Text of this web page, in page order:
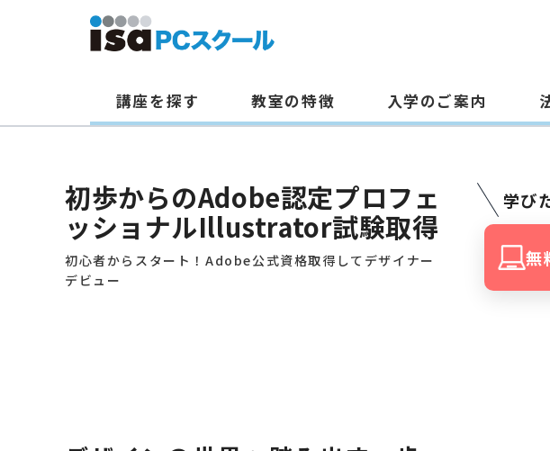
講座を探す 教室の特徴 入学のご案内
初歩からのAdobe認定プロフェ
ッショナルIllustrator試験取得
初心者からスタート！Adobe公式資格取得してデザイナー
デビュー
学び
無